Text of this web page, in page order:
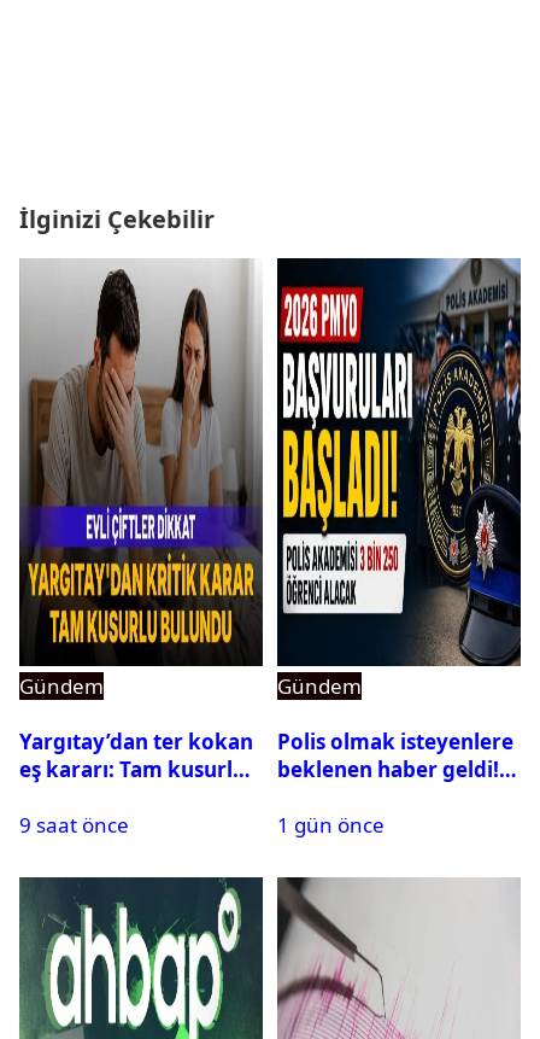
İlginizi Çekebilir
Gündem
Yargıtay’dan ter kokan
eş kararı: Tam kusurlu
9 saat önce
Gündem
Polis olmak isteyenlere
beklenen haber geldi!
1 gün önce